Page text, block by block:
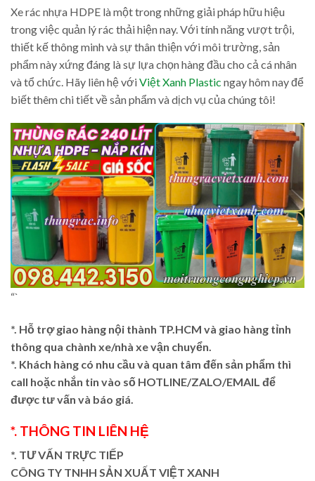
Xe rác nhựa HDPE là một trong những giải pháp hữu hiệu
trong việc quản lý rác thải hiện nay. Với tính năng vượt trội,
thiết kế thông minh và sự thân thiện với môi trường, sản
phẩm này xứng đáng là sự lựa chọn hàng đầu cho cả cá nhân
và tổ chức. Hãy liên hệ vớiViệt Xanh Plastic ngay hôm nay để
biết thêm chi tiết về sản phẩm và dịch vụ của chúng tôi!
“`
*. Hỗ trợ giao hàng nội thành TP.HCM và giao hàng tỉnh
thông qua chành xe/nhà xe vận chuyển.
*. Khách hàng có nhu cầu và quan tâm đến sản phẩm thì
call hoặc nhắn tin vào số HOTLINE/ZALO/EMAIL để
được tư vấn và báo giá.
*. THÔNG TIN LIÊN HỆ
*. TƯ VẤN TRỰC TIẾP
CÔNG TY TNHH SẢN XUẤT VIỆT XANH